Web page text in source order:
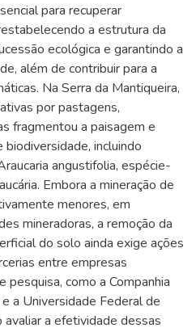
para recuperar
a estrutura da
ecológica e garantindo a
além de contribuir para a
Na Serra da Mantiqueira,
por pastagens,
fragmentou a paisagem e
incluindo
angustifolia, espécie-
Embora a mineração de
menores, em
mineradoras, a remoção da
do solo ainda exige ações
entre empresas
como a Companhia
a Universidade Federal de
a efetividade dessas